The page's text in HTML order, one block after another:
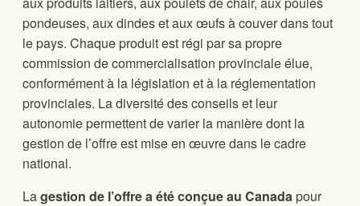
pondeuses, aux dindes et aux œufs à couver dans tout
le pays. Chaque produit est régi par sa propre
commission de commercialisation provinciale élue,
conformément à la législation et à la réglementation
provinciales. La diversité des conseils et leur
autonomie permettent de varier la manière dont la
gestion de l’offre est mise en œuvre dans le cadre
national.
Lagestion de l’offre a été conçue au Canadapour